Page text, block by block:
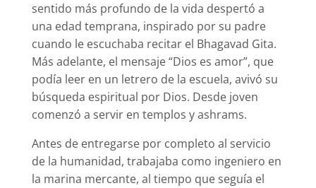
sentido más profundo de la vida despertó a
una edad temprana, inspirado por su padre
cuando le escuchaba recitar el Bhagavad Gita.
Más adelante, el mensaje “Dios es amor”, que
podía leer en un letrero de la escuela, avivó su
búsqueda espiritual por Dios. Desde joven
comenzó a servir en templos y ashrams.
Antes de entregarse por completo al servicio
de la humanidad, trabajaba como ingeniero en
la marina mercante, al tiempo que seguía el